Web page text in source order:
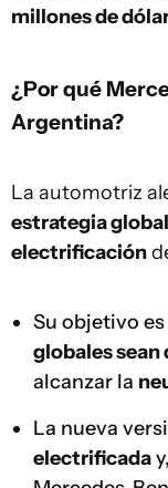
millones de
¿Por qué
Argentina?
La automotriz
estrategia global
electrificación
Su objetivo
globales
alcanzar la
La nueva
electrificada